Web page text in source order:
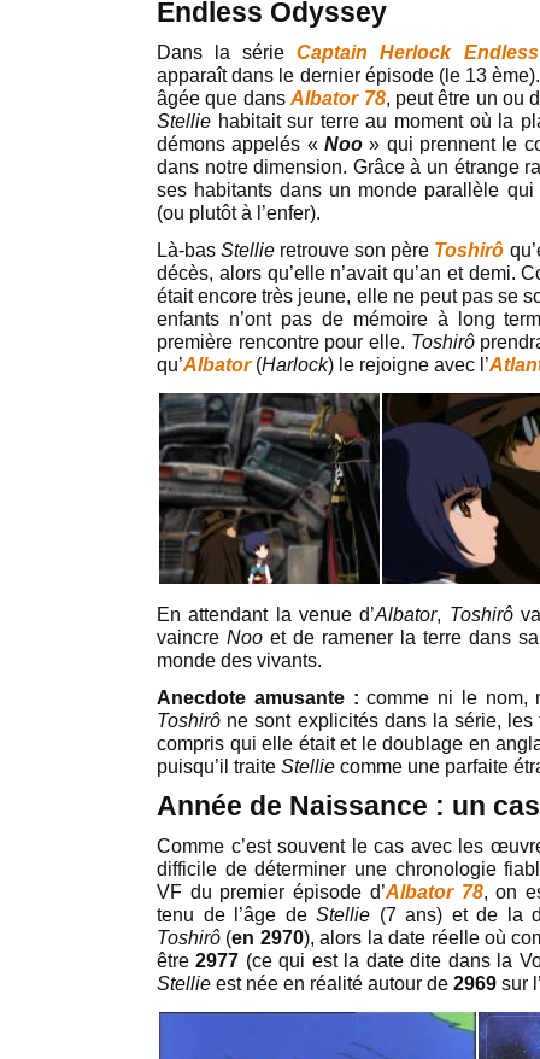
Endless Odyssey
Dans la sérieCaptain Herlock
apparaît dans le dernier épisode (le 13
âgée que dansAlbator 78, peut être un ou
Stellie habitait sur terre au moment où la
démons appelés « Noo » qui prennent le
dans notre dimension. Grâce à un étrange
ses habitants dans un monde parallèle
(ou plutôt à l’enfer).
Là-basStellie retrouve son père Toshirô
décès, alors qu’elle n’avait qu’an et demi.
était encore très jeune, elle ne peut pas se
enfants n’ont pas de mémoire à long
première rencontre pour elle. Toshirô
qu’Albator(Harlock) le rejoigne avec l’
En attendant la venue d’Albator, Toshirôva
vaincre Noo et de ramener la terre dans
monde des vivants.
Anecdote amusante : comme ni le
Toshirô ne sont explicités dans la série, les
compris qui elle était et le doublage en
puisqu’il traite Stellie comme une parfaite
Année de Naissance : un
Comme c’est souvent le cas avec les
difficile de déterminer une chronologie
VF du premier épisode d’Albator 78, on
tenu de l’âge de Stellie (7 ans) et de la
Toshirô (en 2970), alors la date réelle où
être2977 (ce qui est la date dite dans la
Stellie est née en réalité autour de 2969 sur